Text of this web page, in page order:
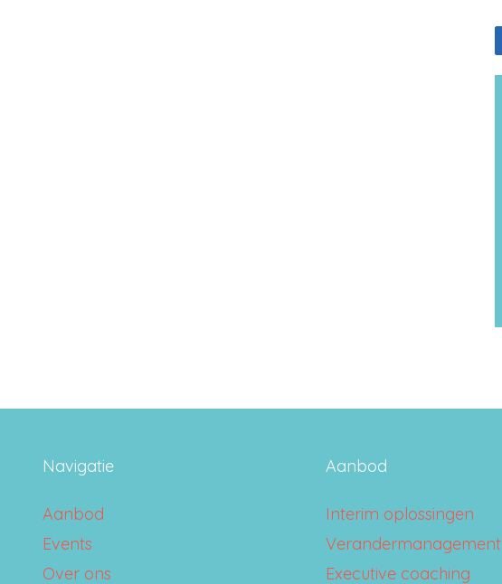
Navigatie
Aanbod
Events
Over ons
Aanbod
Interim oplossingen
Verandermanagement
Executive coaching